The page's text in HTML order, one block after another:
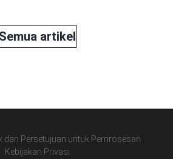
Semua artikel
dan Persetujuan untuk Pemrosesan
Kebijakan Privasi